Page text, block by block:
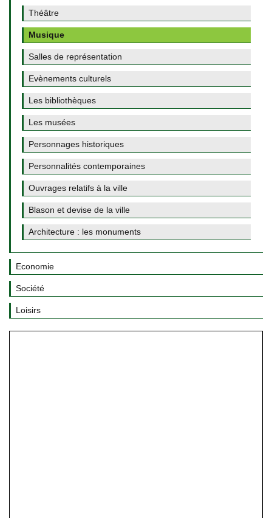
Théâtre
Musique
Salles de représentation
Evènements culturels
Les bibliothèques
Les musées
Personnages historiques
Personnalités contemporaines
Ouvrages relatifs à la ville
Blason et devise de la ville
Architecture : les monuments
Economie
Société
Loisirs